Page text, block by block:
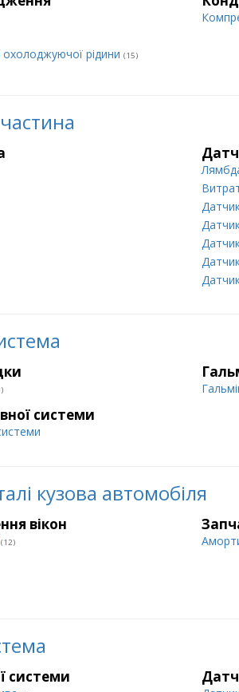
рідини (15)
системи
кузова автомобіля
вікон
(12)
системи